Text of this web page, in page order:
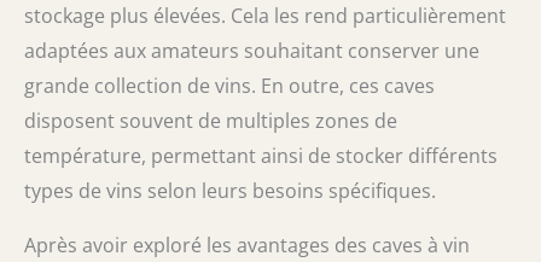
stockage plus élevées. Cela les rend particulièrement
adaptées aux amateurs souhaitant conserver une
grande collection de vins. En outre, ces caves
disposent souvent de multiples zones de
température, permettant ainsi de stocker différents
types de vins selon leurs besoins spécifiques.
Après avoir exploré les avantages des caves à vin